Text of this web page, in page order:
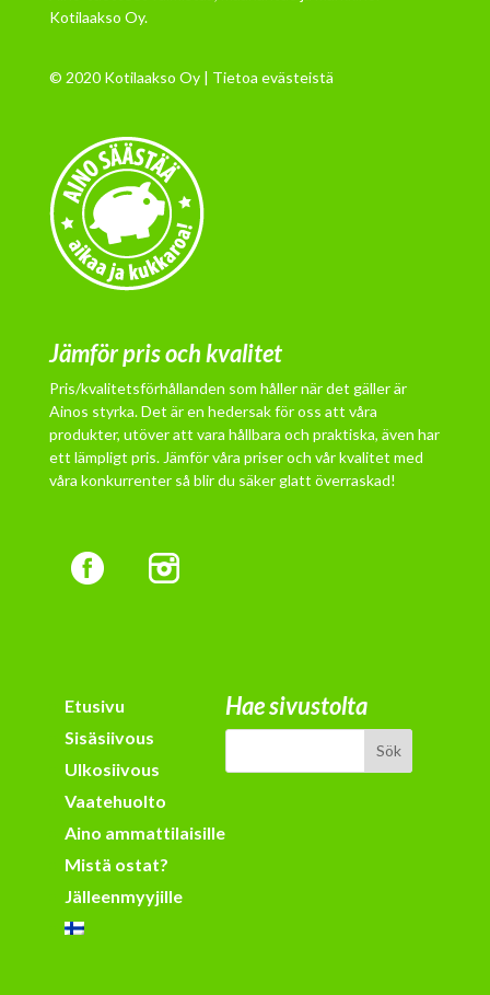
Kotilaakso Oy.
© 2020 Kotilaakso Oy | Tietoa evästeistä
Jämför pris och kvalitet
Pris/kvalitetsförhållanden som håller när det gäller är
Ainos styrka. Det är en hedersak för oss att våra
produkter, utöver att vara hållbara och praktiska, även har
ett lämpligt pris. Jämför våra priser och vår kvalitet med
våra konkurrenter så blir du säker glatt överraskad!
Etusivu
Sisäsiivous
Ulkosiivous
Vaatehuolto
Aino ammattilaisille
Mistä ostat?
Jälleenmyyjille
Hae sivustolta